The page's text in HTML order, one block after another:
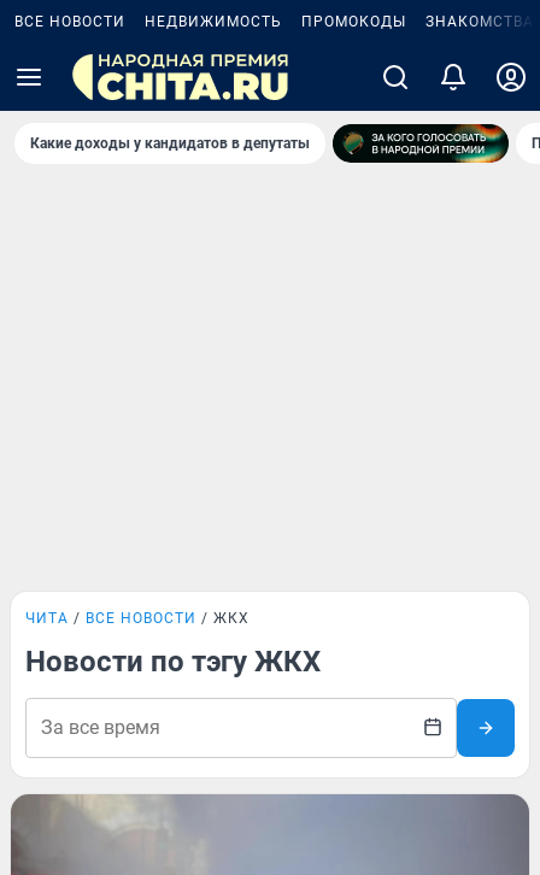
ВСЕ НОВОСТИ НЕДВИЖИМОСТЬ ПРОМОКОДЫ ЗНАКОМСТВА
Какие доходы у кандидатов в депутаты
ЧИТА ВСЕ НОВОСТИ ЖКХ
Новости по тэгу ЖКХ